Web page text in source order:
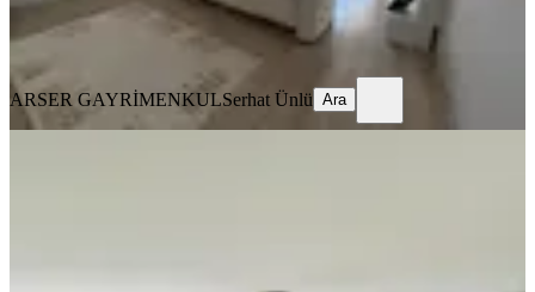
ARSER GAYRİMENKUL Serhat Ünlü
ARSER GAYRİMENKULSerhat Ünlü Ara